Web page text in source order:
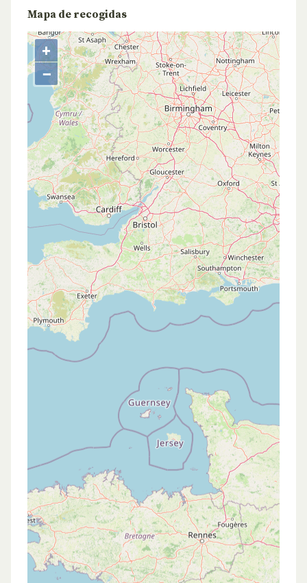
Mapa de recogidas
+
−